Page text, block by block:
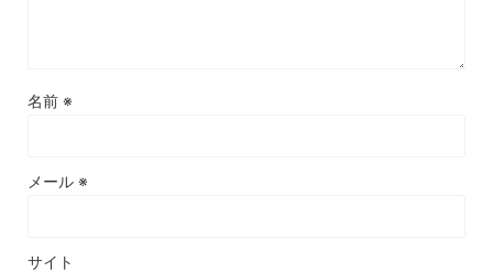
名前 ※
メール ※
サイト